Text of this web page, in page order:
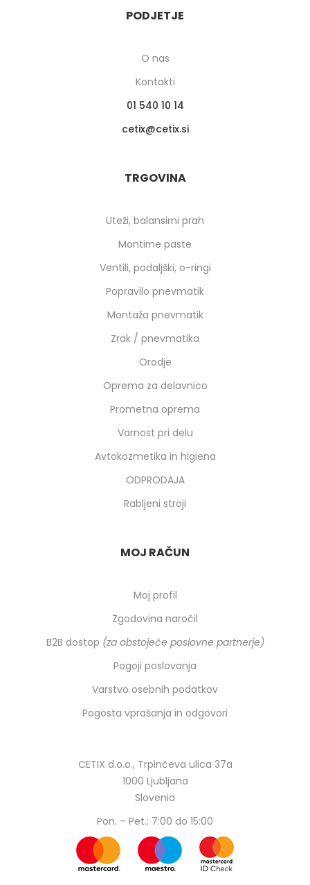
PODJETJE
O nas
Kontakti
01 540 10 14
cetix
cetix.si
TRGOVINA
Uteži, balansirni prah
Montirne paste
Ventili, podaljški, o-ringi
Popravilo pnevmatik
Montaža pnevmatik
Zrak / pnevmatika
Orodje
Oprema za delavnico
Prometna oprema
Varnost pri delu
Avtokozmetika in higiena
ODPRODAJA
Rabljeni stroji
MOJ RAČUN
Moj profil
Zgodovina naročil
B2B dostop (za obstoječe poslovne partnerje)
Pogoji poslovanja
Varstvo osebnih podatkov
Pogosta vprašanja in odgovori
CETIX d.o.o., Trpinčeva ulica 37a
1000 Ljubljana
Slovenia
Pon. – Pet.: 7:00 do 15:00